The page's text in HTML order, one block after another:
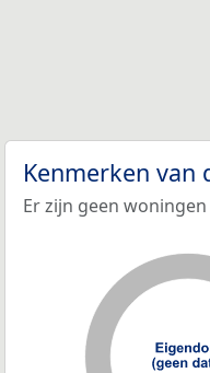
Kenmerken
Er zijn geen